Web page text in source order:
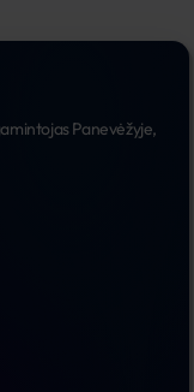
Panevėžyje,